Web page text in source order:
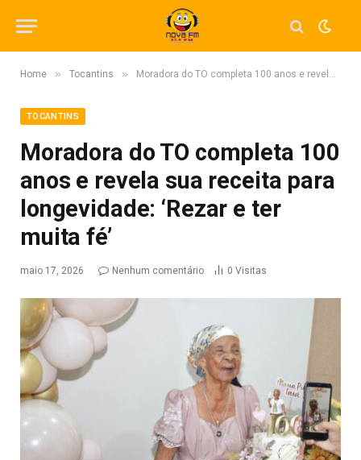
Home » Tocantins » Moradora do TO completa 100 anos e revela sua receita para longevidade: ‘Rezar e ter muita fé’
TOCANTINS
Moradora do TO completa 100
anos e revela sua receita para
longevidade: ‘Rezar e ter
muita fé’
maio 17, 2026 Nenhum comentário 0 Visitas